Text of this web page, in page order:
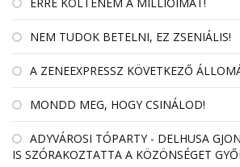
NEM TUDOK BETELNI, EZ ZSENIÁLIS!
A ZENEEXPRESSZ KÖVETKEZŐ
MONDD MEG, HOGY CSINÁLOD!
ADYVÁROSI TÓPARTY - DELHUSA
IS SZÓRAKOZTATTA A KÖZÖNSÉGET